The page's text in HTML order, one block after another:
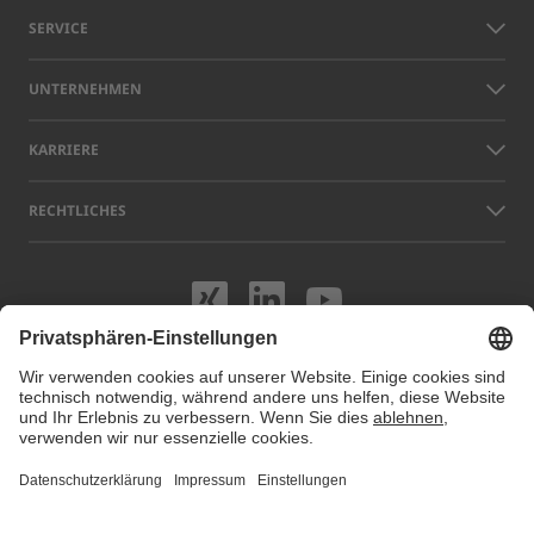
SERVICE
UNTERNEHMEN
KARRIERE
RECHTLICHES
Besuchen Sie
Besuchen Sie
Besuchen
Namen anderer Unternehmen und Produkte, die auf dieser Website
gezeigt werden, können Warenzeichen oder eingetragene Marken sein,
die nicht LAP, sondern den jeweiligen Eigentümern gehören. Unsere
Einstellungenverwalten oder deaktivieren. Für weitere Informationen